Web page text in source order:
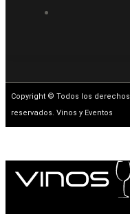
Copyright © Todos los derechos
reservados. Vinos y Eventos